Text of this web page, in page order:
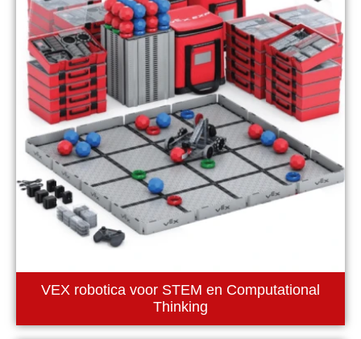
VEX robotica voor STEM en Computational
Thinking